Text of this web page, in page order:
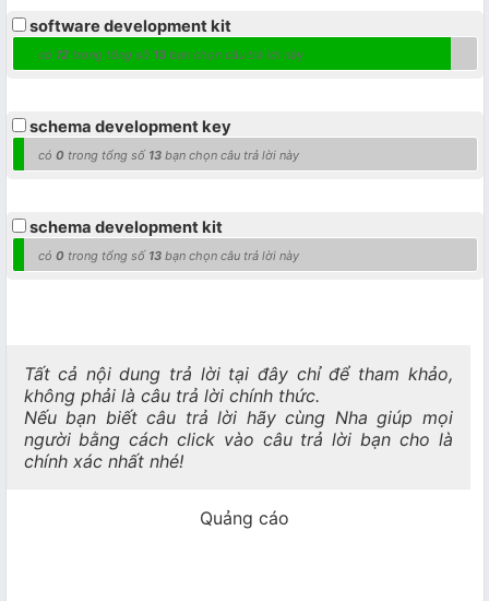
software development kit
có 12trong tổng số 13bạn chọn câu trả lời này
schema development key
có 0 trong tổng số 13bạn chọn câu trả lời này
schema development kit
có 0 trong tổng số 13bạn chọn câu trả lời này
Tất cả nội dung trả lời tại đây chỉ để tham khảo,
không phải là câu trả lời chính thức.
Nếu bạn biết câu trả lời hãy cùng Nha giúp mọi
người bằng cách click vào câu trả lời bạn cho là
chính xác nhất nhé!
Quảng cáo